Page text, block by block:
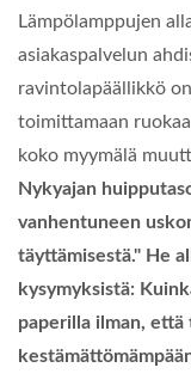
Lämpölamppujen
asiakaspalvelun
ravintolapäällikkö
toimittamaan
koko myymälä
Nykyajan
vanhentuneen
täyttämisestä." He
kysymyksistä:
paperilla ilman, että